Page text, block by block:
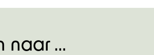
naar ...